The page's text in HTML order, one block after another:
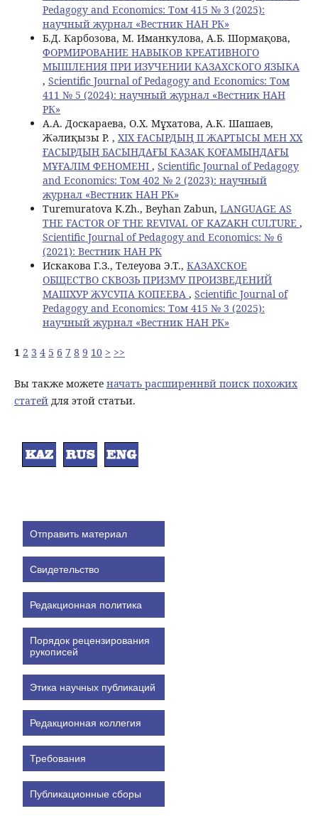
Pedagogy and Economics: Том 415 № 3 (2025):
научный журнал «Вестник НАН РК»
Б.Д. Карбозова, М. Иманкулова, А.Б. Шормақова,
ФОРМИРОВАНИЕ НАВЫКОВ КРЕАТИВНОГО
МЫШЛЕНИЯ ПРИ ИЗУЧЕНИИ КАЗАХСКОГО ЯЗЫКА
, Scientific Journal of Pedagogy and Economics: Том
411 № 5 (2024): научный журнал «Вестник НАН
РК»
А.А. Доскараева, О.Х. Мұхатова, А.К. Шашаев,
Жәлиқызы Р. , XIX ҒАСЫРДЫҢ ІІ ЖАРТЫСЫ МЕН XX
ҒАСЫРДЫҢ БАСЫНДАҒЫ ҚАЗАҚ ҚОҒАМЫНДАҒЫ
МҰҒАЛІМ ФЕНОМЕНІ , Scientific Journal of Pedagogy
and Economics: Том 402 № 2 (2023): научный
журнал «Вестник НАН РК»
Turemuratova K.Zh., Beyhan Zabun, LANGUAGE AS
THE FACTOR OF THE REVIVAL OF KAZAKH CULTURE ,
Scientific Journal of Pedagogy and Economics: № 6
(2021): Вестник НАН РК
Искакова Г.З., Телеуова Э.Т., КАЗАХСКОЕ
ОБЩЕСТВО СКВОЗЬ ПРИЗМУ ПРОИЗВЕДЕНИЙ
МАШХУР ЖУСУПА КОПЕЕВА , Scientific Journal of
Pedagogy and Economics: Том 415 № 3 (2025):
научный журнал «Вестник НАН РК»
1 2 3 4 5 6 7 8 9 10 > >>
Вы также можете начать расширеннвй поиск похожих
статейдля этой статьи.
Отправить материал
Свидетельство
Редакционная политика
Порядок рецензирования
рукописей
Этика научных публикаций
Редакционная коллегия
Требования
Публикационные сборы